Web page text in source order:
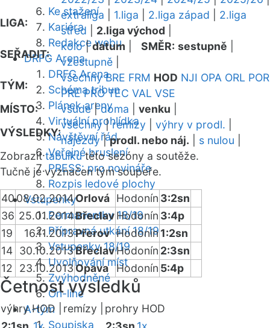
Ke stažení
Kariéra
Redakce webu
DRFG Arena
DRFG Arena
Schéma tribun
Plánek areny
Virtuální prohlídka
Návštěvní řád
Veřejné bruslení
PRESS: pro novináře
Rozpis ledové plochy
Vstupenky
Permanentky 18/19
Přípravná utkání 18/19
Vstupenky 18/19
Uvolňování míst
Zvýhodněné
On-line
A-tým
Soupiska
LIGA:
extraliga 1.liga 2.liga západ
2.liga
střed
2.liga východ
SEŘADIT:
kolo|datum SMĚR: sestupně
vzestupně
TÝM:
všechny BRE FRM HOD NJI OPA ORL POR
PRE PRO TEC VAL VSE
MÍSTO:
všude|doma venku
VÝSLEDKY:
všechny|remízy výhry v prodl.
nájezdy|prodl. nebo náj. s nulou
Zobrazittabulkutéto sezóny a soutěže.
Tučně je vyznačen tým soupeře.
4008.02.2014Orlová Hodonín 3:2sn
36 25.01.2014BřeclavHodonín 3:4p
19
16.11.2013Přerov Hodonín1:2sn
14 30.10.2013BřeclavHodonín 2:3sn
12
23.10.2013Opava Hodonín 5:4p
Četnost výsledků
výhry HOD | remízy |
prohry HOD